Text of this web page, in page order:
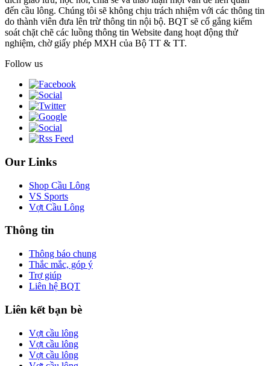
đến cầu lông. Chúng tôi sẽ không chịu trách nhiệm với các thông tin
do thành viên đưa lên trừ thông tin nội bộ. BQT sẽ cố gắng kiểm
soát chặt chẽ các luồng thông tin Website đang hoạt động thử
nghiệm, chờ giấy phép MXH của Bộ TT & TT.
Follow us
Our Links
Shop Cầu Lông
VS Sports
Vợt Cầu Lông
Thông tin
Thông báo chung
Thắc mắc, góp ý
Trợ giúp
Liên hệ BQT
Liên kết bạn bè
Vợt cầu lông
Vợt cầu lông
Vợt cầu lông